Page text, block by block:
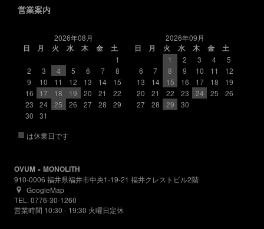
営業案内
2026年08月
日
月 火 水 木 金
土
1
2
3 4 5 6 7
8
9
10 11 12 13 14
15
16
17 18 19 20 21
22
23
24 25 26 27 28
29
30
31
2026年09月
日
月 火 水 木 金
土
1
2 3 4
5
6
7 8 9 10 11
12
13
14 15 16 17 18
19
20
21 22 23 24 25
26
27
28 29 30
■ は休業日です
OVUM × MONOLITH
910-0006 福井県福井市中央1-19-21 福井クレストビル2階
GoogleMap
TEL. 0776-30-1260
営業時間 10:30 - 19:30 火曜日定休